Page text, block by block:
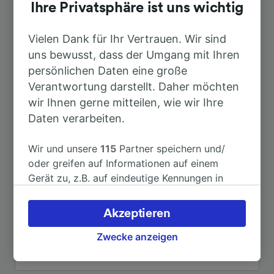
Dauer
Nach Cloppenburg 9min
Nach Quakenbrück
Nach Bremen Hbf 1h 16min
Nach Düsseldorf Flughafen 2h 40min
Nach Osnabrück Hbf 42min
Ihre Privatsphäre ist uns wichtig
Vielen Dank für Ihr Vertrauen. Wir sind
uns bewusst, dass der Umgang mit Ihren
persönlichen Daten eine große
Verantwortung darstellt. Daher möchten
wir Ihnen gerne mitteilen, wie wir Ihre
Daten verarbeiten.
Wir und unsere115 Partner speichern und/
oder greifen auf Informationen auf einem
Gerät zu, z.B. auf eindeutige Kennungen in
verarbeiten. Sie können Ihre Präferenzen
akzeptieren oder verwalten, einschließlich
Ihres Widerspruchsrechts bei berechtigtem
Zwecke anzeigen
Akzeptieren